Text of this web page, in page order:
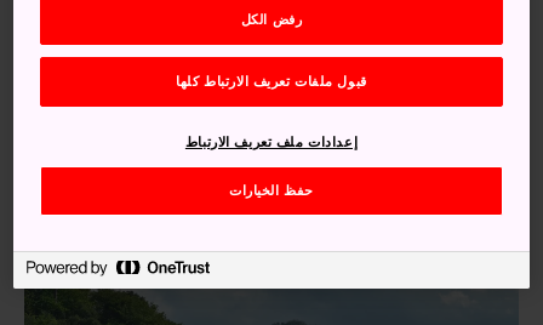
تحتوي البحيرة على خمس جُزر صغيرة في وسطها. وأكبر هذه
الجُزر الصغيرة، وهي جزيرة أوياما، يربطها بالشاطئ جسر أزرق
وبها حديقة صغيرة وموقع للتخييم. وتحظى البحيرة بشهرة كبيرة
بين محبي الصيد وخاصة سمك الشبوط والأنقليس.
رفض الكل
قبول ملفات تعريف الارتباط كلها
حفظ الخيارات
إعدادات ملف تعريف الارتباط